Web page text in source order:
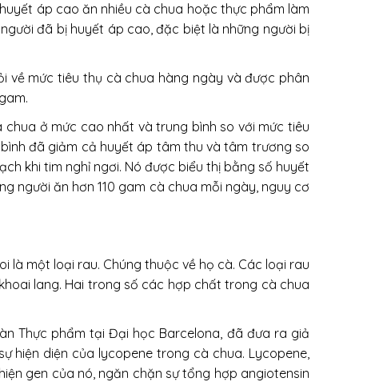
áp cao ăn nhiều cà chua hoặc thực phẩm làm
đã bị huyết áp cao, đặc biệt là những người bị
về mức tiêu thụ cà chua hàng ngày và được phân
ở mức cao nhất và trung bình so với mức tiêu
đã giảm cả huyết áp tâm thu và tâm trương so
khi tim nghỉ ngơi. Nó được biểu thị bằng số huyết
người ăn hơn 110 gam cà chua mỗi ngày, nguy cơ
là một loại rau. Chúng thuộc về họ cà. Các loại rau
lang. Hai trong số các hợp chất trong cà chua
Thực phẩm tại Đại học Barcelona, ​​đã đưa ra giả
hiện diện của lycopene trong cà chua. Lycopene,
gen của nó, ngăn chặn sự tổng hợp angiotensin